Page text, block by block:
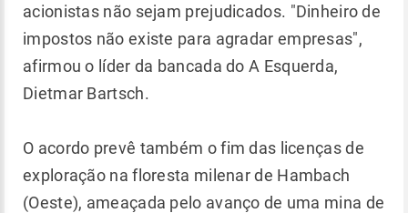
acionistas não sejam prejudicados. "Dinheiro de
impostos não existe para agradar empresas",
afirmou o líder da bancada do A Esquerda,
Dietmar Bartsch.
O acordo prevê também o fim das licenças de
exploração na floresta milenar de Hambach
(Oeste), ameaçada pelo avanço de uma mina de